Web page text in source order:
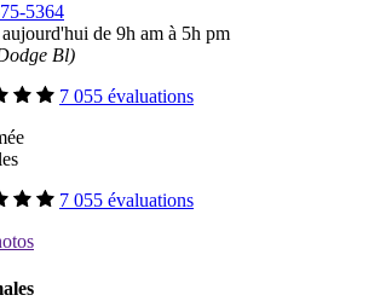
5364
de 9h am à 5h pm
Bl)
7 055 évaluations
7 055 évaluations